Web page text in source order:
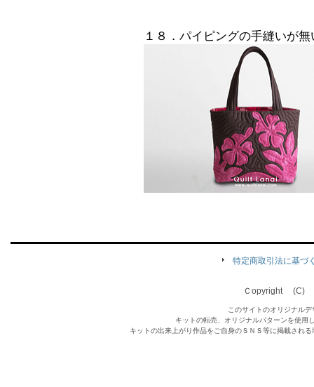
１８．パイピングの手縫いが
特定商取引法に基づ
Ｃopyright (C)
このサイトのオリジナル
キットの転売、オリジナルパターンを使用
キットの出来上がり作品をご自身のＳＮＳ等に掲載され